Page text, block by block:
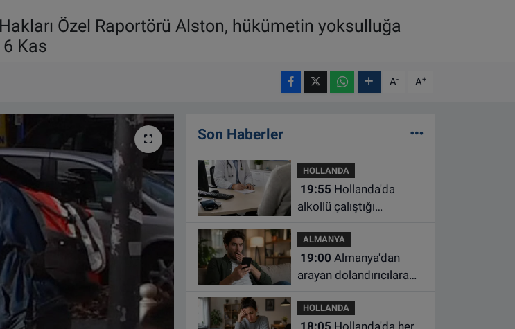
Özel Raportörü Alston, hükümetin yoksulluğa
Kas
A- A+
Son Haberler
HOLLANDA
19:55
alkollü çalıştığı
çalışma yasağı
ALMANYA
19:00
arayan dolandırıcılara
HOLLANDA